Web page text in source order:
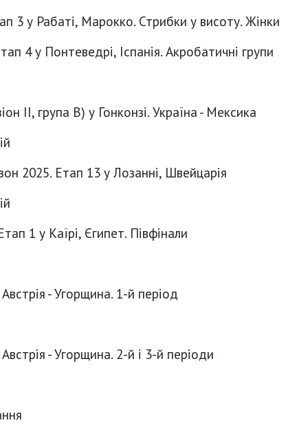
3 у Рабаті, Марокко. Стрибки у висоту. Жінки
4 у Понтеведрі, Іспанія. Акробатичні групи
ІІ, група B) у Гонконзі. Україна - Мексика
2025. Етап 13 у Лозанні, Швейцарія
1 у Каїрі, Єгипет. Півфінали
- Угорщина. 1-й період
- Угорщина. 2-й і 3-й періоди